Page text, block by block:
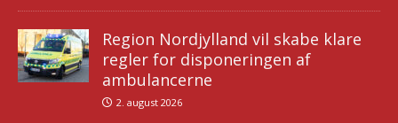
Region Nordjylland vil skabe klare
regler for disponeringen af
ambulancerne
2. august 2026